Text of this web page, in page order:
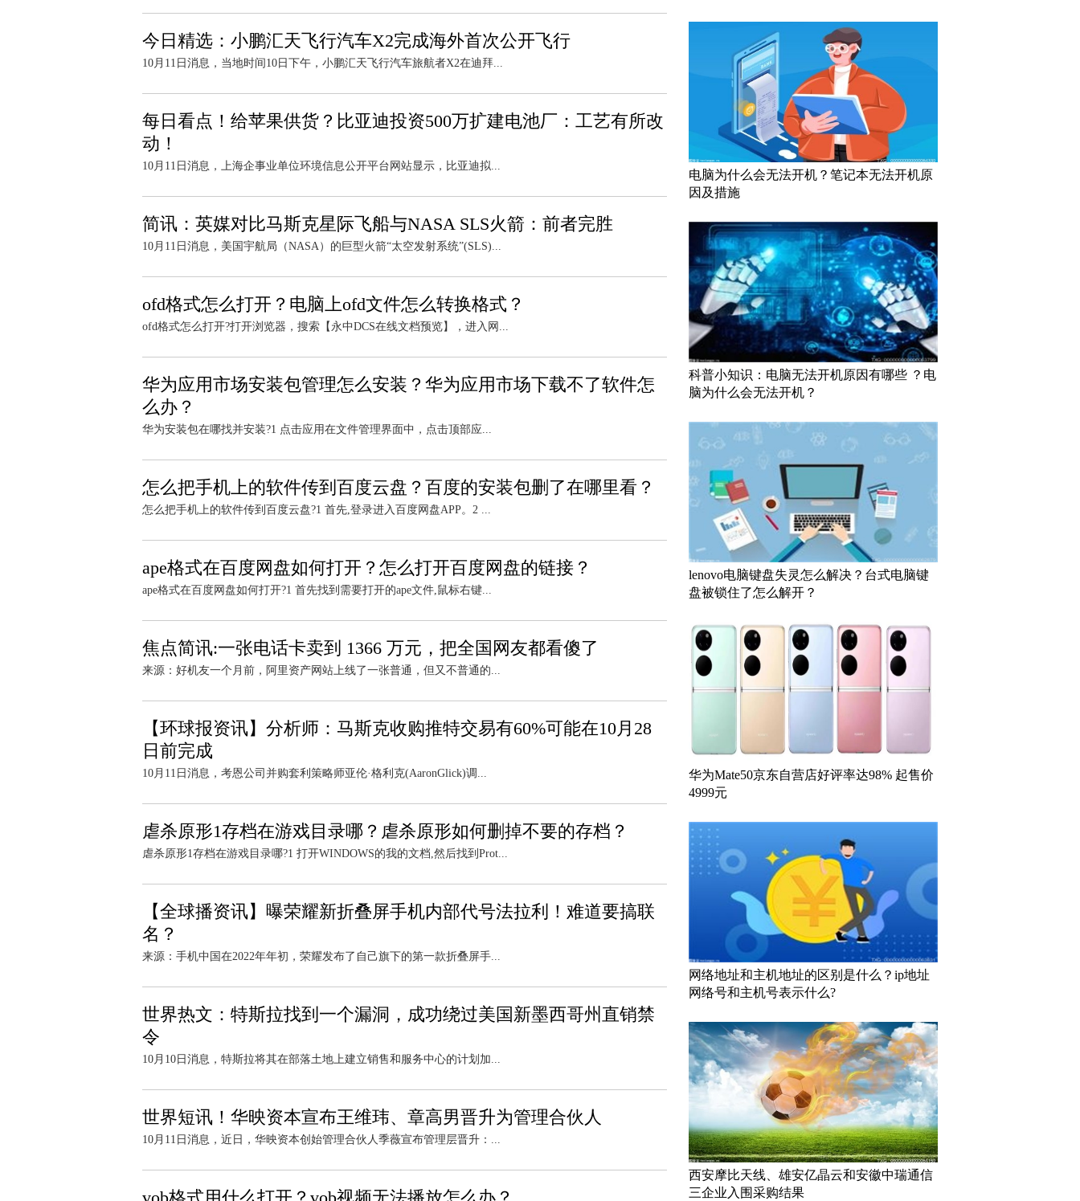
今日精选：小鹏汇天飞行汽车X2完成海外首次公开飞行
10月11日消息，当地时间10日下午，小鹏汇天飞行汽车旅航者X2在迪拜...
每日看点！给苹果供货？比亚迪投资500万扩建电池厂：工艺有所改
动！
10月11日消息，上海企事业单位环境信息公开平台网站显示，比亚迪拟...
简讯：英媒对比马斯克星际飞船与NASA SLS火箭：前者完胜
10月11日消息，美国宇航局（NASA）的巨型火箭“太空发射系统”(SLS)...
ofd格式怎么打开？电脑上ofd文件怎么转换格式？
ofd格式怎么打开?打开浏览器，搜索【永中DCS在线文档预览】，进入网...
华为应用市场安装包管理怎么安装？华为应用市场下载不了软件怎
么办？
华为安装包在哪找并安装?1 点击应用在文件管理界面中，点击顶部应...
怎么把手机上的软件传到百度云盘？百度的安装包删了在哪里看？
怎么把手机上的软件传到百度云盘?1 首先,登录进入百度网盘APP。2 ...
ape格式在百度网盘如何打开？怎么打开百度网盘的链接？
ape格式在百度网盘如何打开?1 首先找到需要打开的ape文件,鼠标右键...
焦点简讯:一张电话卡卖到 1366 万元，把全国网友都看傻了
来源：好机友一个月前，阿里资产网站上线了一张普通，但又不普通的...
【环球报资讯】分析师：马斯克收购推特交易有60%可能在10月28
日前完成
10月11日消息，考恩公司并购套利策略师亚伦·格利克(AaronGlick)调...
虐杀原形1存档在游戏目录哪？虐杀原形如何删掉不要的存档？
虐杀原形1存档在游戏目录哪?1 打开WINDOWS的我的文档,然后找到Prot...
【全球播资讯】曝荣耀新折叠屏手机内部代号法拉利！难道要搞联
名？
来源：手机中国在2022年年初，荣耀发布了自己旗下的第一款折叠屏手...
世界热文：特斯拉找到一个漏洞，成功绕过美国新墨西哥州直销禁
令
10月10日消息，特斯拉将其在部落土地上建立销售和服务中心的计划加...
世界短讯！华映资本宣布王维玮、章高男晋升为管理合伙人
10月11日消息，近日，华映资本创始管理合伙人季薇宣布管理层晋升：...
电脑为什么会无法开机？笔记本无法开机原
因及措施
科普小知识：电脑无法开机原因有哪些 ？电
脑为什么会无法开机？
lenovo电脑键盘失灵怎么解决？台式电脑键
盘被锁住了怎么解开？
华为Mate50京东自营店好评率达98% 起售价
4999元
网络地址和主机地址的区别是什么？ip地址
网络号和主机号表示什么?
西安摩比天线、雄安亿晶云和安徽中瑞通信
三企业入围采购结果